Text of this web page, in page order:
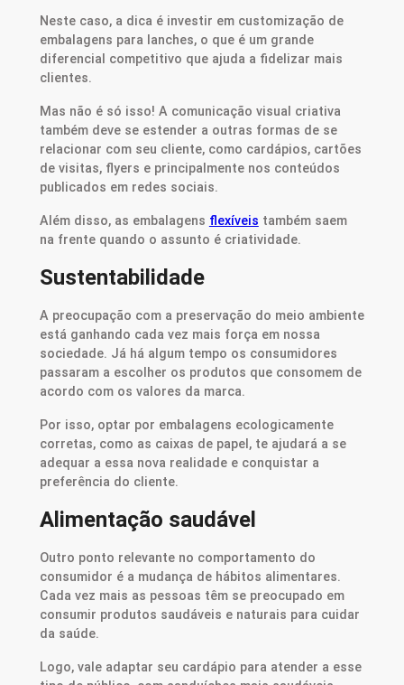
Neste caso, a dica é investir em customização de
embalagens para lanches, o que é um grande
diferencial competitivo que ajuda a fidelizar mais
clientes.
Mas não é só isso! A comunicação visual criativa
também deve se estender a outras formas de se
relacionar com seu cliente, como cardápios, cartões
de visitas, flyers e principalmente nos conteúdos
publicados em redes sociais.
Além disso, as embalagens flexíveis também saem
na frente quando o assunto é criatividade.
Sustentabilidade
A preocupação com a preservação do meio ambiente
está ganhando cada vez mais força em nossa
sociedade. Já há algum tempo os consumidores
passaram a escolher os produtos que consomem de
acordo com os valores da marca.
Por isso, optar por embalagens ecologicamente
corretas, como as caixas de papel, te ajudará a se
adequar a essa nova realidade e conquistar a
preferência do cliente.
Alimentação saudável
Outro ponto relevante no comportamento do
consumidor é a mudança de hábitos alimentares.
Cada vez mais as pessoas têm se preocupado em
consumir produtos saudáveis e naturais para cuidar
da saúde.
Logo, vale adaptar seu cardápio para atender a esse